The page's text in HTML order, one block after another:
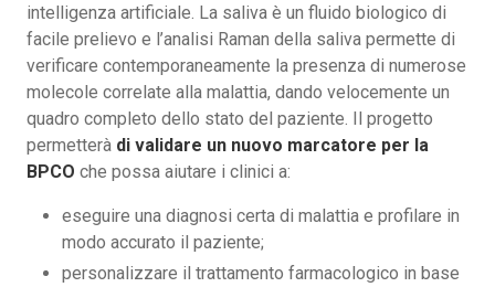
intelligenza artificiale. La saliva è un fluido biologico di
facile prelievo e l’analisi Raman della saliva permette di
verificare contemporaneamente la presenza di numerose
molecole correlate alla malattia, dando velocemente un
quadro completo dello stato del paziente. Il progetto
permetterà di validare un nuovo marcatore per la
BPCO che possa aiutare i clinici a:
eseguire una diagnosi certa di malattia e profilare in
modo accurato il paziente;
personalizzare il trattamento farmacologico in base